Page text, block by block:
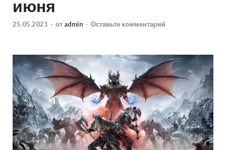
июня
25.05.2021 - от admin - Оставьте комментарий